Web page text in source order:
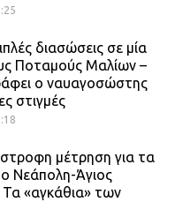
διασώσεις σε μία
Ποταμούς Μαλίων –
ο ναυαγοσώστης
στιγμές
μέτρηση για τα
Νεάπολη-Άγιος
Τα «αγκάθια» των